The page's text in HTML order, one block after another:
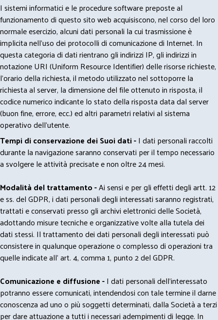
I sistemi informatici e le procedure software preposte al
funzionamento di questo sito web acquisiscono, nel corso del loro
normale esercizio, alcuni dati personali la cui trasmissione è
implicita nell'uso dei protocolli di comunicazione di Internet. In
questa categoria di dati rientrano gli indirizzi IP, gli indirizzi in
notazione URI (Uniform Resource Identifier) delle risorse richieste,
l'orario della richiesta, il metodo utilizzato nel sottoporre la
richiesta al server, la dimensione del file ottenuto in risposta, il
codice numerico indicante lo stato della risposta data dal server
(buon fine, errore, ecc.) ed altri parametri relativi al sistema
operativo dell'utente.
Tempi di conservazione dei Suoi dati -I dati personali raccolti
durante la navigazione saranno conservati per il tempo necessario
a svolgere le attività precisate e non oltre 24 mesi.
Modalità del trattamento -Ai sensi e per gli effetti degli artt. 12
e ss. del GDPR, i dati personali degli interessati saranno registrati,
trattati e conservati presso gli archivi elettronici delle Società,
adottando misure tecniche e organizzative volte alla tutela dei
dati stessi. Il trattamento dei dati personali degli interessati può
consistere in qualunque operazione o complesso di operazioni tra
quelle indicate all' art. 4, comma 1, punto 2 del GDPR.
Comunicazione e diffusione -I dati personali dell’interessato
potranno essere comunicati, intendendosi con tale termine il darne
conoscenza ad uno o più soggetti determinati, dalla Società a terzi
per dare attuazione a tutti i necessari adempimenti di legge. In